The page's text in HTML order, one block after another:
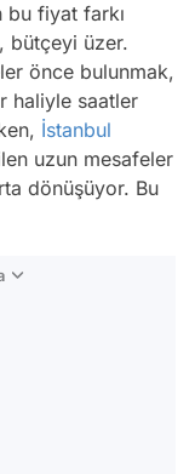
bu fiyat farkı
bütçeyi üzer.
önce bulunmak,
haliyle saatler
İstanbul
uzun mesafeler
dönüşüyor. Bu